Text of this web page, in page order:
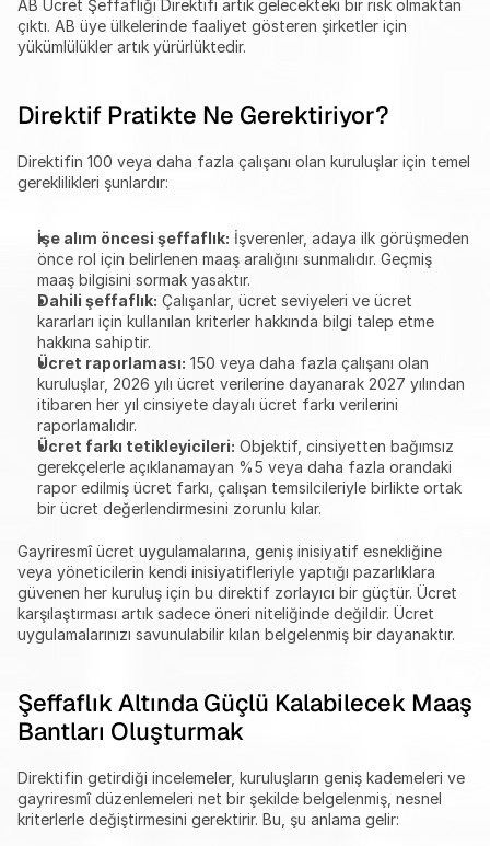
AB Ücret Şeffaflığı Direktifi artık gelecekteki bir risk olmaktan
çıktı. AB üye ülkelerinde faaliyet gösteren şirketler için
yükümlülükler artık yürürlüktedir.
Direktif Pratikte Ne Gerektiriyor?
Direktifin 100 veya daha fazla çalışanı olan kuruluşlar için temel
gereklilikleri şunlardır:
İşe alım öncesi şeffaflık: İşverenler, adaya ilk görüşmeden
önce rol için belirlenen maaş aralığını sunmalıdır. Geçmiş
maaş bilgisini sormak yasaktır.
Dahili şeffaflık: Çalışanlar, ücret seviyeleri ve ücret
kararları için kullanılan kriterler hakkında bilgi talep etme
hakkına sahiptir.
Ücret raporlaması: 150 veya daha fazla çalışanı olan
kuruluşlar, 2026 yılı ücret verilerine dayanarak 2027 yılından
itibaren her yıl cinsiyete dayalı ücret farkı verilerini
raporlamalıdır.
Ücret farkı tetikleyicileri: Objektif, cinsiyetten bağımsız
gerekçelerle açıklanamayan %5 veya daha fazla orandaki
rapor edilmiş ücret farkı, çalışan temsilcileriyle birlikte ortak
bir ücret değerlendirmesini zorunlu kılar.
Gayriresmî ücret uygulamalarına, geniş inisiyatif esnekliğine
veya yöneticilerin kendi inisiyatifleriyle yaptığı pazarlıklara
güvenen her kuruluş için bu direktif zorlayıcı bir güçtür. Ücret
karşılaştırması artık sadece öneri niteliğinde değildir. Ücret
uygulamalarınızı savunulabilir kılan belgelenmiş bir dayanaktır.
Şeffaflık Altında Güçlü Kalabilecek Maaş
Bantları Oluşturmak
Direktifin getirdiği incelemeler, kuruluşların geniş kademeleri ve
gayriresmî düzenlemeleri net bir şekilde belgelenmiş, nesnel
kriterlerle değiştirmesini gerektirir. Bu, şu anlama gelir: